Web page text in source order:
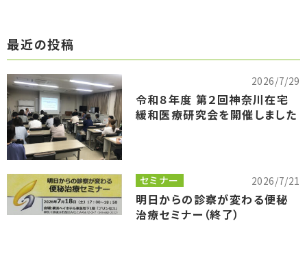
最近の投稿
2026/7/29
令和８年度 第２回神奈川在宅
緩和医療研究会を開催しました
セミナー 2026/7/21
明日からの診察が変わる便秘
治療セミナー（終了）